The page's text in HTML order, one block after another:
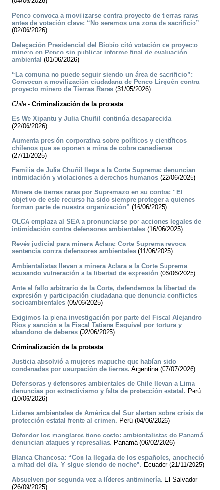
Penco convoca a movilizarse contra proyecto de tierras raras
antes de votación clave: “No seremos una zona de sacrificio”
(02/06/2026)
Delegación Presidencial del Biobío citó votación de proyecto
minero en Penco sin publicar informe final de evaluación
ambiental (01/06/2026)
“La comuna no puede seguir siendo un área de sacrificio”:
Convocan a movilización ciudadana de Penco Lirquén contra
proyecto minero de Tierras Raras (31/05/2026)
Chile - Criminalización de la protesta
Es We Xipantu y Julia Chuñil continúa desaparecida
(22/06/2026)
Aumenta presión corporativa sobre políticos y científicos
chilenos que se oponen a mina de cobre canadiense
(27/11/2025)
Familia de Julia Chuñil llega a la Corte Suprema: denuncian
intimidación y violaciones a derechos humanos (22/06/2025)
Minera de tierras raras por Supremazo en su contra: “El
objetivo de este recurso ha sido siempre proteger a quienes
forman parte de nuestra organización” (16/06/2025)
OLCA emplaza al SEA a pronunciarse por acciones legales de
intimidación contra defensores ambientales (16/06/2025)
Revés judicial para minera Aclara: Corte Suprema revoca
sentencia contra defensores ambientales (11/06/2025)
Ambientalistas llevan a minera Aclara a la Corte Suprema
acusando vulneración a la libertad de expresión (06/06/2025)
Ante el fallo arbitrario de la Corte, defendemos la libertad de
expresión y participación ciudadana que denuncia conflictos
socioambientales (05/06/2025)
Exigimos la plena investigación por parte del Fiscal Alejandro
Ríos y sanción a la Fiscal Tatiana Esquivel por tortura y
abandono de deberes (02/06/2025)
Criminalización de la protesta
Justicia absolvió a mujeres mapuche que habían sido
condenadas por usurpación de tierras. Argentina (07/07/2026)
Defensoras y defensores ambientales de Chile llevan a Lima
denuncias por extractivismo y falta de protección estatal. Perú
(10/06/2026)
Líderes ambientales de América del Sur alertan sobre crisis de
protección estatal frente al crimen. Perú (04/06/2026)
Defender los manglares tiene costo: ambientalistas de Panamá
denuncian ataques y represalias. Panamá (06/02/2026)
Blanca Chancosa: “Con la llegada de los españoles, anocheció
a mitad del día. Y sigue siendo de noche”. Ecuador (21/11/2025)
Absuelven por segunda vez a líderes antiminería. El Salvador
(26/09/2025)